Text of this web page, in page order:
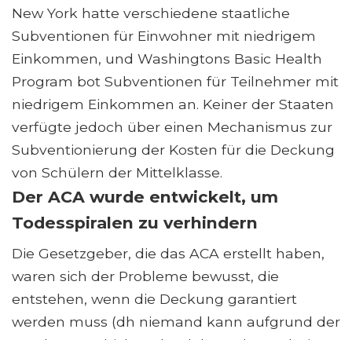
New York hatte verschiedene staatliche
Subventionen für Einwohner mit niedrigem
Einkommen, und Washingtons Basic Health
Program bot Subventionen für Teilnehmer mit
niedrigem Einkommen an. Keiner der Staaten
verfügte jedoch über einen Mechanismus zur
Subventionierung der Kosten für die Deckung
von Schülern der Mittelklasse.
Der ACA wurde entwickelt, um
Todesspiralen zu verhindern
Die Gesetzgeber, die das ACA erstellt haben,
waren sich der Probleme bewusst, die
entstehen, wenn die Deckung garantiert
werden muss (dh niemand kann aufgrund der